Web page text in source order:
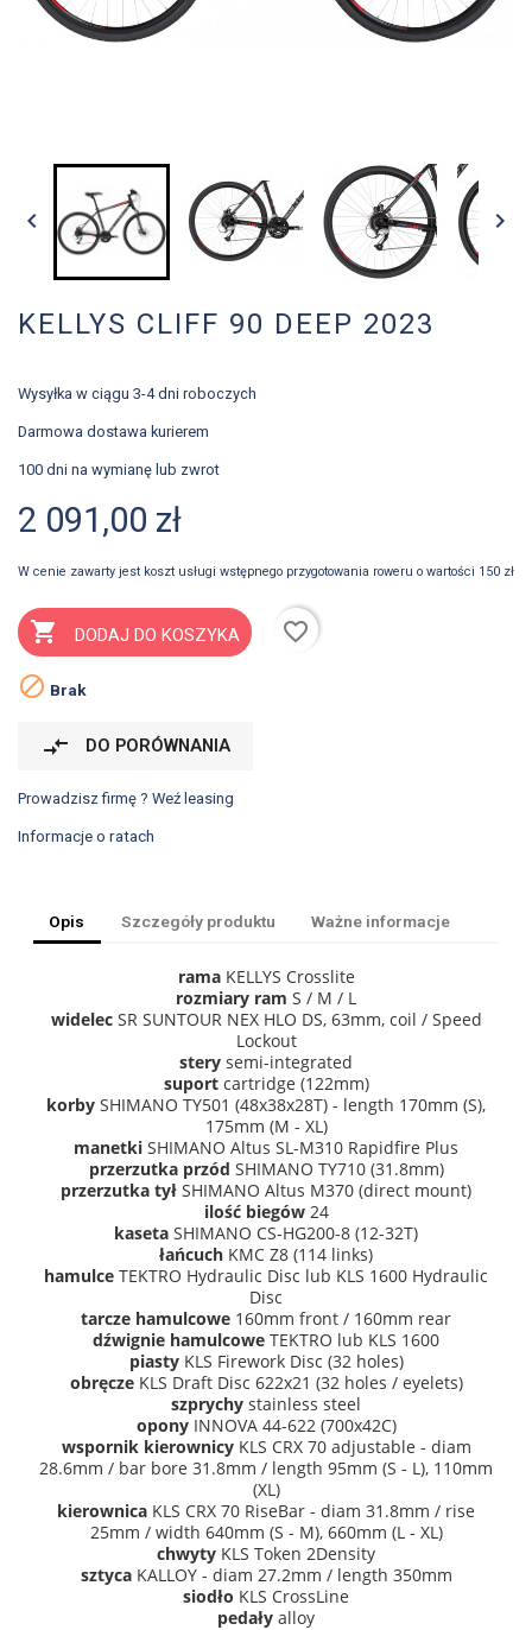
 
KELLYS CLIFF 90 DEEP 2023
Wysyłka w ciągu 3-4 dni roboczych
Darmowa dostawa kurierem
100 dni na wymianę lub zwrot
2 091,00 zł
W cenie zawarty jest koszt usługi wstępnego przygotowania roweru o wartości 150 zł
 DODAJ DO KOSZYKA
favorite_border
 Brak
compare_arrows DO PORÓWNANIA
Prowadzisz firmę ? Weź leasing
Informacje o ratach
Opis Szczegóły produktu Ważne informacje
ramaKELLYS Crosslite
rozmiary ram S / M / L
widelecSR SUNTOUR NEX HLO DS, 63mm, coil / Speed
Lockout
stery semi-integrated
suportcartridge (122mm)
korby SHIMANO TY501 (48x38x28T) - length 170mm (S),
175mm (M - XL)
manetki SHIMANO Altus SL-M310 Rapidfire Plus
przerzutka przód SHIMANO TY710 (31.8mm)
przerzutka tył SHIMANO Altus M370 (direct mount)
ilość biegów24
kaseta SHIMANO CS-HG200-8 (12-32T)
łańcuch KMC Z8 (114 links)
hamulce TEKTRO Hydraulic Disc lub KLS 1600 Hydraulic
Disc
tarcze hamulcowe 160mm front / 160mm rear
dźwignie hamulcowe TEKTRO lub KLS 1600
piastyKLS Firework Disc (32 holes)
obręczeKLS Draft Disc 622x21 (32 holes / eyelets)
szprychy stainless steel
oponyINNOVA 44-622 (700x42C)
wspornik kierownicyKLS CRX 70 adjustable - diam
28.6mm / bar bore 31.8mm / length 95mm (S - L), 110mm
(XL)
kierownica KLS CRX 70 RiseBar - diam 31.8mm / rise
25mm / width 640mm (S - M), 660mm (L - XL)
chwyty KLS Token 2Density
sztycaKALLOY - diam 27.2mm / length 350mm
siodło KLS CrossLine
pedały alloy